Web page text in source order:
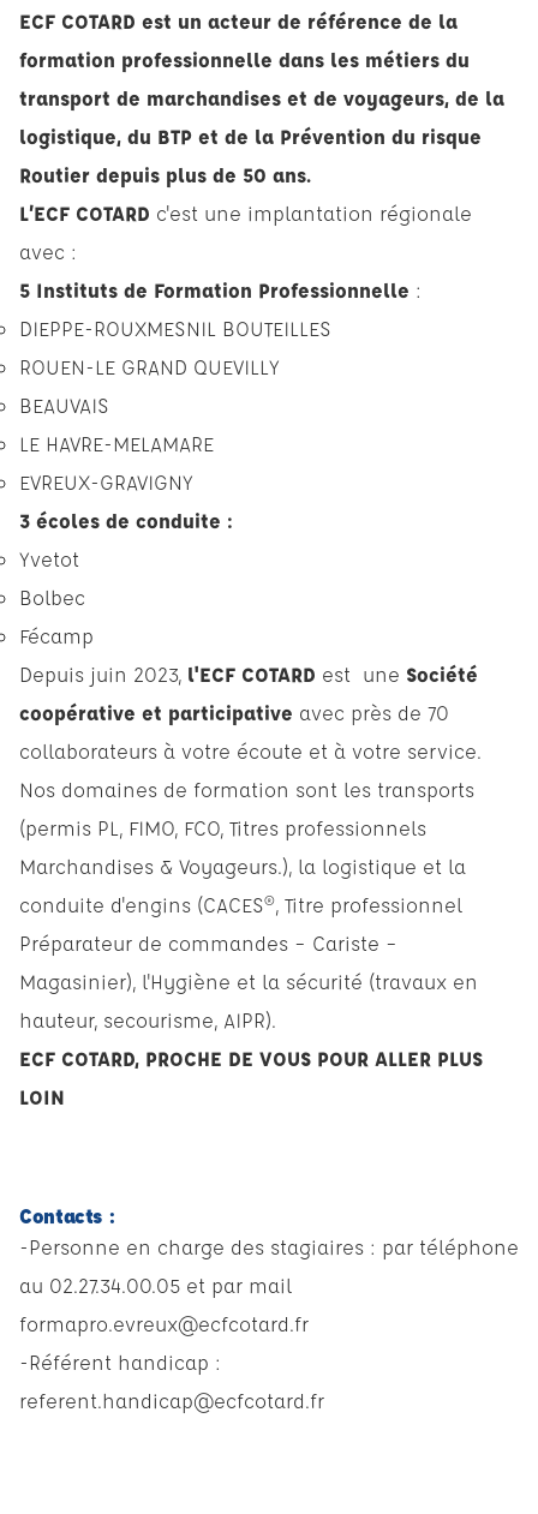
ECF COTARD est un acteur de référence de la
formation professionnelle dans les métiers du
transport de marchandises et de voyageurs, de la
logistique, du BTP et de la Prévention du risque
Routier depuis plus de 50 ans.
L’ECF COTARD c'est une implantation régionale
avec :
5 Instituts de Formation Professionnelle :
DIEPPE-ROUXMESNIL BOUTEILLES
ROUEN-LE GRAND QUEVILLY
BEAUVAIS
LE HAVRE-MELAMARE
EVREUX-GRAVIGNY
3 écoles de conduite :
Yvetot
Bolbec
Fécamp
Depuis juin 2023, l'ECF COTARD est une Société
coopérative et participative avec près de 70
collaborateurs à votre écoute et à votre service.
Nos domaines de formation sont les transports
(permis PL, FIMO, FCO, Titres professionnels
Marchandises & Voyageurs.), la logistique et la
conduite d'engins (CACES®, Titre professionnel
Préparateur de commandes – Cariste –
Magasinier), l'Hygiène et la sécurité (travaux en
hauteur, secourisme, AIPR).
ECF COTARD, PROCHE DE VOUS POUR ALLER PLUS
LOIN
Contacts :
-Personne en charge des stagiaires : par téléphone
au 02.27.34.00.05 et par mail
formapro.evreux@ecfcotard.fr
-Référent handicap :
referent.handicap@ecfcotard.fr